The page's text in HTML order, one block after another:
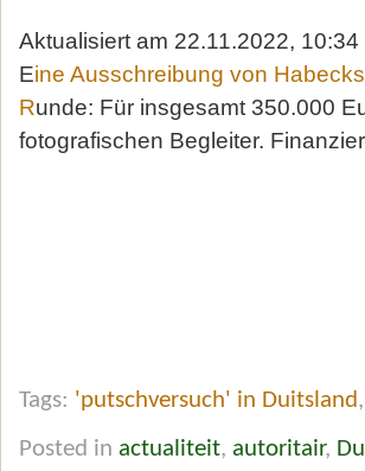
Aktualisiert am 22.11.2022, 10:34
Eine Ausschreibung von
Runde: Für insgesamt 350.000
fotografischen Begleiter.
Tags: 'putschversuch' in Duitsland,
Posted in actualiteit, autoritair,